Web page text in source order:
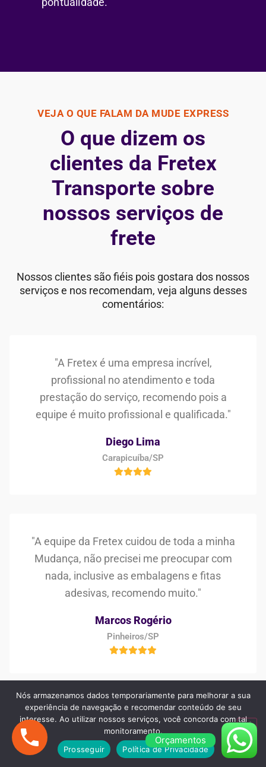
VEJA O QUE FALAM DA MUDE EXPRESS
O que dizem os
clientes da Fretex
Transporte sobre
nossos serviços de
frete
Nossos clientes são fiéis pois gostara dos nossos
serviços e nos recomendam, veja alguns desses
comentários:
"A Fretex é uma empresa incrível,
profissional no atendimento e toda
prestação do serviço, recomendo pois a
equipe é muito profissional e qualificada."
Diego Lima
Carapicuíba/SP
"A equipe da Fretex cuidou de toda a minha
Mudança, não precisei me preocupar com
nada, inclusive as embalagens e fitas
adesivas, recomendo muito."
Marcos Rogério
Pinheiros/SP
"Procurei no Google e encontrei a Fretex
Transportes, estava preocupada em
encontrar uma boa empresa de frete e
Orçamentos
Nós armazenamos dados temporariamente para melhorar a sua
experiência de navegação e recomendar conteúdo de seu
interesse. Ao utilizar nossos serviços, você concorda com tal
monitoramento.
Prosseguir
Política de Privacidade